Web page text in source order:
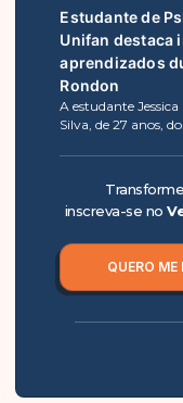
Estudante de
Unifan destaca
aprendizados
Rondon
A estudante
Silva, de 27 anos, do…
inscreva-se no
QUERO ME